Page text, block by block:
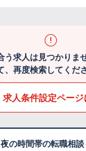
う求人は見つかりま
、再度検索してくだ
求人条件設定ページ
の時間帯の転職相談